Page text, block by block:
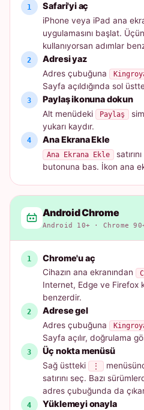
Safari'yi aç
iPhone veya iPad ana
uygulamasını başlat.
kullanıyorsan adımlar
Adresi yaz
Adres çubuğuna
Sayfa açıldığında sol
Paylaş ikonuna dokun
Alt menüdeki Paylaş
yukarı kaydır.
Ana Ekrana Ekle
Ana Ekrana Ekle
butonuna bas. İkon ana
Android Chrome
Android 10+ · Chrome
Chrome'u aç
Cihazın ana ekranından
Internet, Edge ve Firefox
benzerdir.
Adrese gel
Adres çubuğuna
Sayfa açılır, doğrulama
Üç nokta menüsü
Sağ üstteki ⋮
satırını seç. Bazı
adres çubuğunda da
Yüklemeyi onayla